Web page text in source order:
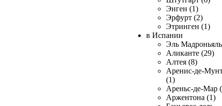
Энген (1)
Эрфурт (2)
Этринген (1)
в Испании
Эль
Аликанте (29)
Алтея (8)
Аренис-де-
(1)
Ареньс-де-Мар
Аржентона (1)